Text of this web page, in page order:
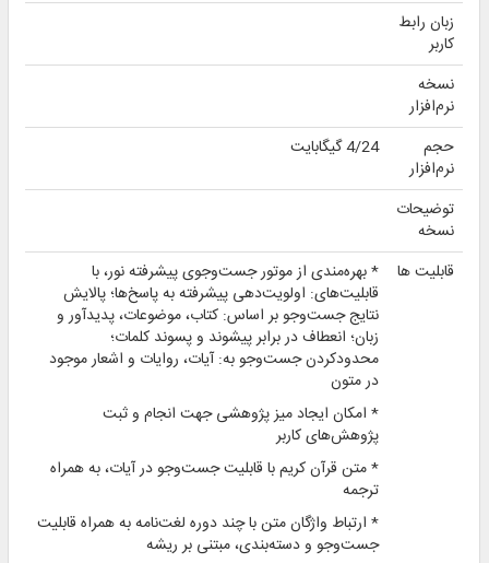
زبان رابط
کاربر
نسخه
نرم‌افزار
حجم
نرم‌افزار
4/24 گیگابایت
توضیحات
نسخه
قابلیت ها
* بهره‌مندی از موتور جست‌وجوی پیشرفته نور، با
قابلیت‌های: اولویت‌دهی پیشرفته به پاسخ‌ها؛ پالایش
نتایج جست‌وجو بر اساس: کتاب، موضوعات، پدیدآور و
زبان؛ انعطاف در برابر پیشوند و پسوند کلمات؛
محدودکردن جست‌وجو به: آیات، روایات و اشعار موجود
در متون
* امکان ایجاد میز پژوهشی جهت انجام و ثبت
پژوهش‌های کاربر
* متن قرآن کریم با قابلیت جست‌وجو در آیات، به همراه
ترجمه
* ارتباط واژگان متن با چند دوره لغت‌نامه به همراه قابلیت
جست‌وجو و دسته‌بندی، مبتنی بر ریشه